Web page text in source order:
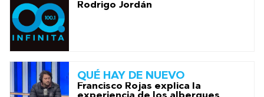
Rodrigo Jordán
QUÉ HAY DE NUEVO
Francisco Rojas explica la